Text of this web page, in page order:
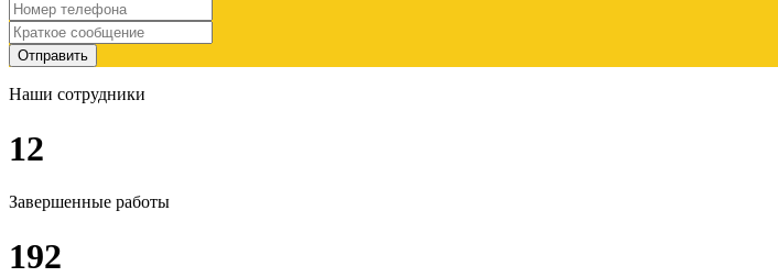
Отправить
Наши сотрудники
12
Завершенные работы
192